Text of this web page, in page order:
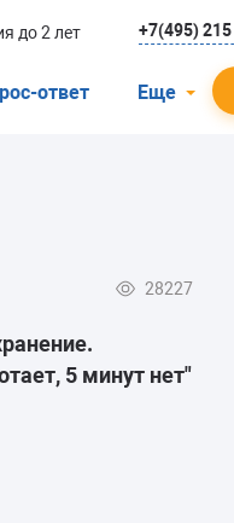
до 2 лет +7(495) 215
ответ Еще
Мастера
28227
5 минут нет"